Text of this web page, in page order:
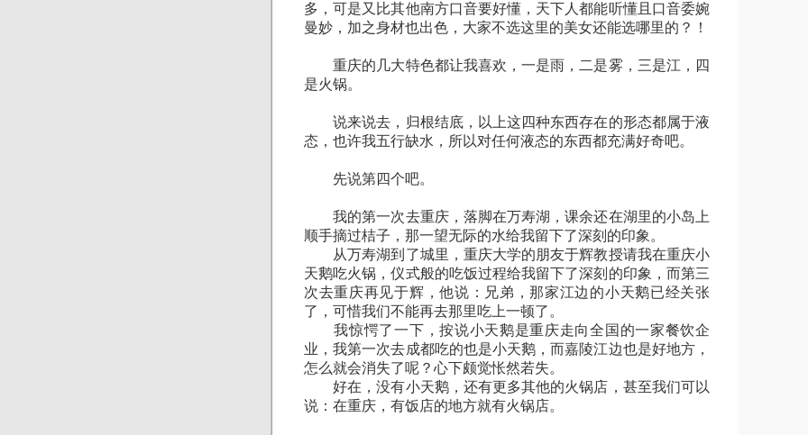
多，可是又比其他南方口音要好懂，天下人都能听懂且口音委婉
曼妙，加之身材也出色，大家不选这里的美女还能选哪里的？！
重庆的几大特色都让我喜欢，一是雨，二是雾，三是江，四
是火锅。
说来说去，归根结底，以上这四种东西存在的形态都属于液
态，也许我五行缺水，所以对任何液态的东西都充满好奇吧。
先说第四个吧。
我的第一次去重庆，落脚在万寿湖，课余还在湖里的小岛上
顺手摘过桔子，那一望无际的水给我留下了深刻的印象。
从万寿湖到了城里，重庆大学的朋友于辉教授请我在重庆小
天鹅吃火锅，仪式般的吃饭过程给我留下了深刻的印象，而第三
次去重庆再见于辉，他说：兄弟，那家江边的小天鹅已经关张
了，可惜我们不能再去那里吃上一顿了。
我惊愕了一下，按说小天鹅是重庆走向全国的一家餐饮企
业，我第一次去成都吃的也是小天鹅，而嘉陵江边也是好地方，
怎么就会消失了呢？心下颇觉怅然若失。
好在，没有小天鹅，还有更多其他的火锅店，甚至我们可以
说：在重庆，有饭店的地方就有火锅店。